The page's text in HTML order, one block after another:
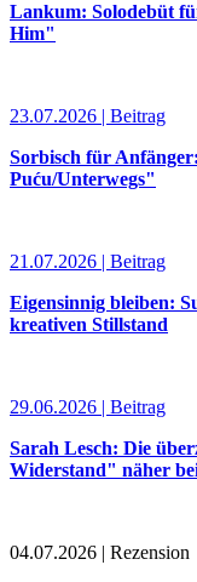
Lankum: Solodebüt
Him"
23.07.2026 | Beitrag
Sorbisch für
Puću/Unterwegs"
21.07.2026 | Beitrag
Eigensinnig bleiben:
kreativen Stillstand
29.06.2026 | Beitrag
Sarah Lesch: Die
Widerstand" näher
04.07.2026 | Rezension